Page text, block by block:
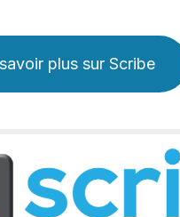
plus sur Scribe